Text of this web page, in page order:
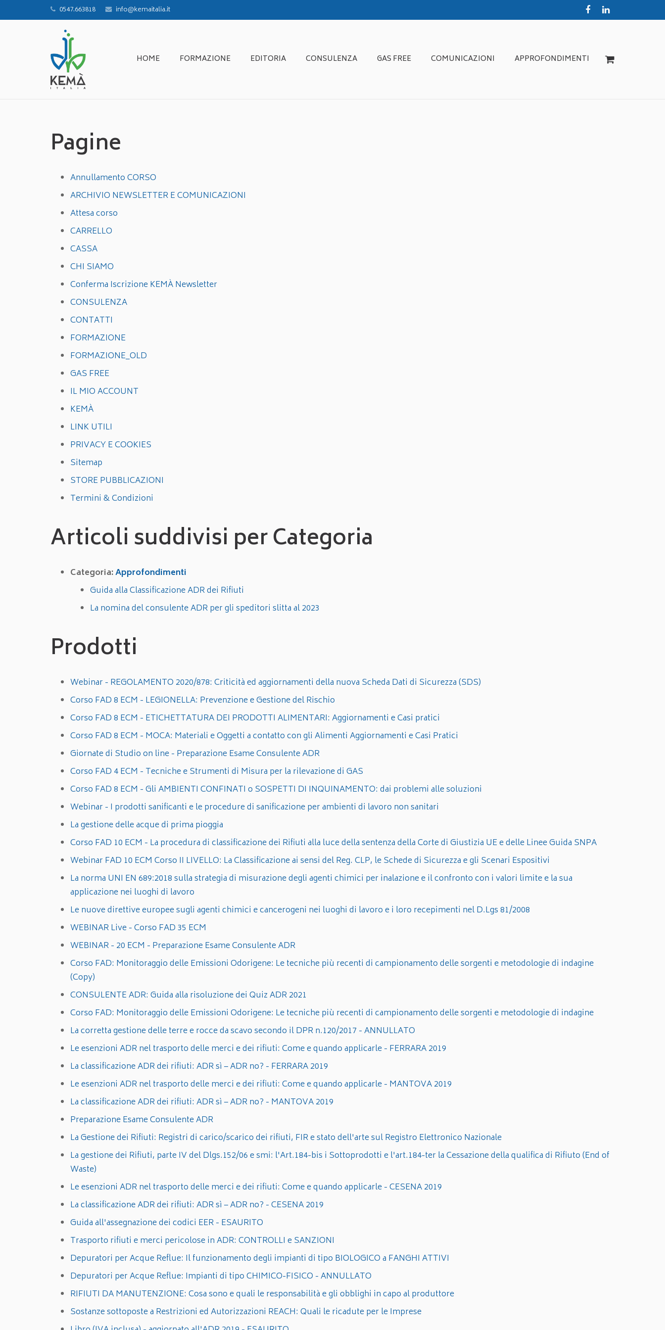
0547.663818 info@kemaitalia.it
HOME FORMAZIONE EDITORIA CONSULENZA GAS FREE COMUNICAZIONI APPROFONDIMENTI
Pagine
Annullamento CORSO
ARCHIVIO NEWSLETTER E COMUNICAZIONI
Attesa corso
CARRELLO
CASSA
CHI SIAMO
Conferma Iscrizione KEMÀ Newsletter
CONSULENZA
CONTATTI
FORMAZIONE
FORMAZIONE_OLD
GAS FREE
IL MIO ACCOUNT
KEMÀ
LINK UTILI
PRIVACY E COOKIES
Sitemap
STORE PUBBLICAZIONI
Termini & Condizioni
Articoli suddivisi per Categoria
Categoria:Approfondimenti
Guida alla Classificazione ADR dei Rifiuti
La nomina del consulente ADR per gli speditori slitta al 2023
Prodotti
Webinar - REGOLAMENTO 2020/878: Criticità ed aggiornamenti della nuova Scheda Dati di Sicurezza (SDS)
Corso FAD 8 ECM - LEGIONELLA: Prevenzione e Gestione del Rischio
Corso FAD 8 ECM - ETICHETTATURA DEI PRODOTTI ALIMENTARI: Aggiornamenti e Casi pratici
Corso FAD 8 ECM - MOCA: Materiali e Oggetti a contatto con gli Alimenti Aggiornamenti e Casi Pratici
Giornate di Studio on line - Preparazione Esame Consulente ADR
Corso FAD 4 ECM - Tecniche e Strumenti di Misura per la rilevazione di GAS
Corso FAD 8 ECM - Gli AMBIENTI CONFINATI o SOSPETTI DI INQUINAMENTO: dai problemi alle soluzioni
Webinar - I prodotti sanificanti e le procedure di sanificazione per ambienti di lavoro non sanitari
La gestione delle acque di prima pioggia
Corso FAD 10 ECM - La procedura di classificazione dei Rifiuti alla luce della sentenza della Corte di Giustizia UE e delle Linee Guida SNPA
Webinar FAD 10 ECM Corso II LIVELLO: La Classificazione ai sensi del Reg. CLP, le Schede di Sicurezza e gli Scenari Espositivi
La norma UNI EN 689:2018 sulla strategia di misurazione degli agenti chimici per inalazione e il confronto con i valori limite e la sua
applicazione nei luoghi di lavoro
Le nuove direttive europee sugli agenti chimici e cancerogeni nei luoghi di lavoro e i loro recepimenti nel D.Lgs 81/2008
WEBINAR Live - Corso FAD 35 ECM
WEBINAR - 20 ECM - Preparazione Esame Consulente ADR
Corso FAD: Monitoraggio delle Emissioni Odorigene: Le tecniche più recenti di campionamento delle sorgenti e metodologie di indagine
(Copy)
CONSULENTE ADR: Guida alla risoluzione dei Quiz ADR 2021
Corso FAD: Monitoraggio delle Emissioni Odorigene: Le tecniche più recenti di campionamento delle sorgenti e metodologie di indagine
La corretta gestione delle terre e rocce da scavo secondo il DPR n.120/2017 - ANNULLATO
Le esenzioni ADR nel trasporto delle merci e dei rifiuti: Come e quando applicarle - FERRARA 2019
La classificazione ADR dei rifiuti: ADR sì – ADR no? - FERRARA 2019
Le esenzioni ADR nel trasporto delle merci e dei rifiuti: Come e quando applicarle - MANTOVA 2019
La classificazione ADR dei rifiuti: ADR sì – ADR no? - MANTOVA 2019
Preparazione Esame Consulente ADR
La Gestione dei Rifiuti: Registri di carico/scarico dei rifiuti, FIR e stato dell'arte sul Registro Elettronico Nazionale
La gestione dei Rifiuti, parte IV del Dlgs.152/06 e smi: l'Art.184-bis i Sottoprodotti e l'art.184-ter la Cessazione della qualifica di Rifiuto (End of
Waste)
Le esenzioni ADR nel trasporto delle merci e dei rifiuti: Come e quando applicarle - CESENA 2019
La classificazione ADR dei rifiuti: ADR sì – ADR no? - CESENA 2019
Guida all'assegnazione dei codici EER - ESAURITO
Trasporto rifiuti e merci pericolose in ADR: CONTROLLI e SANZIONI
Depuratori per Acque Reflue: Il funzionamento degli impianti di tipo BIOLOGICO a FANGHI ATTIVI
Depuratori per Acque Reflue: Impianti di tipo CHIMICO-FISICO - ANNULLATO
RIFIUTI DA MANUTENZIONE: Cosa sono e quali le responsabilità e gli obblighi in capo al produttore
Sostanze sottoposte a Restrizioni ed Autorizzazioni REACH: Quali le ricadute per le Imprese